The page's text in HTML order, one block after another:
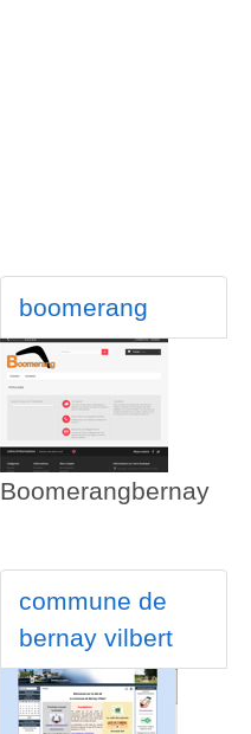
boomerang
Boomerangbernay
commune de
bernay vilbert